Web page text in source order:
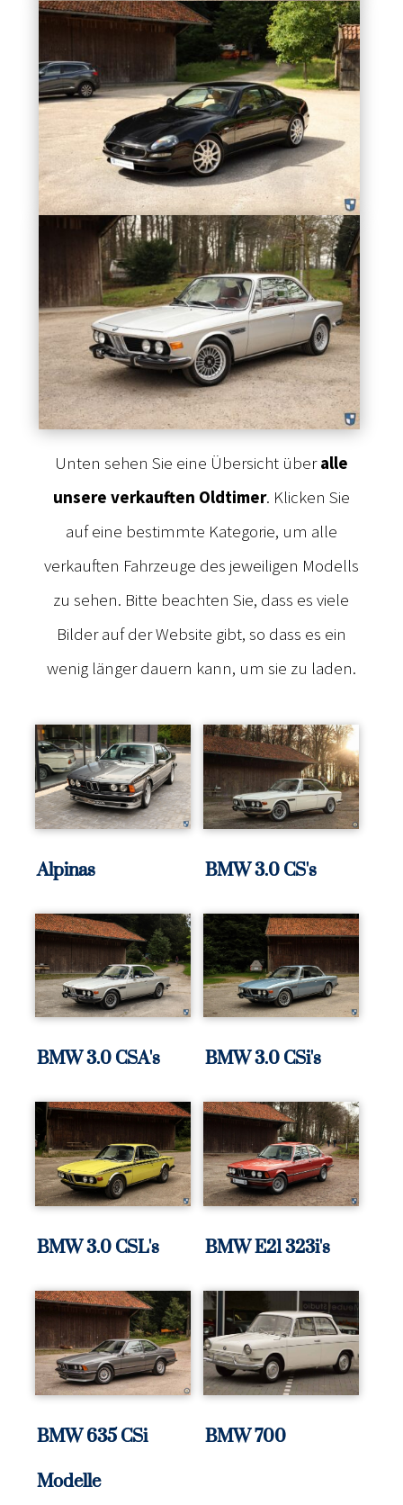
Unten sehen Sie eine Übersicht überalle
unsere verkauften Oldtimer. Klicken Sie
auf eine bestimmte Kategorie, um alle
verkauften Fahrzeuge des jeweiligen Modells
zu sehen. Bitte beachten Sie, dass es viele
Bilder auf der Website gibt, so dass es ein
wenig länger dauern kann, um sie zu laden.
Alpinas BMW 3.0 CS's
BMW 3.0 CSA's BMW 3.0 CSi's
BMW 3.0 CSL's BMW E21 323i's
BMW 635 CSi
Modelle
BMW 700